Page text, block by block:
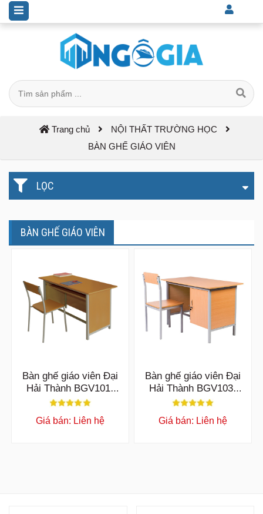
Trang chủ
NỘI THẤT TRƯỜNG HỌC
BÀN GHẾ GIÁO VIÊN
LỌC
BÀN GHẾ GIÁO VIÊN
Bàn ghế giáo viên Đại
Hải Thành BGV101-
GGV101
Giá bán: Liên hệ
Bàn ghế giáo viên Đại
Hải Thành BGV103-
GGV103
Giá bán: Liên hệ